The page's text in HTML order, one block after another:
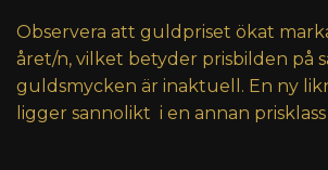
Observera att guldpriset ökat
året/n, vilket betyder prisbilden på
guldsmycken är inaktuell. En ny
ligger sannolikt i en annan prisklass